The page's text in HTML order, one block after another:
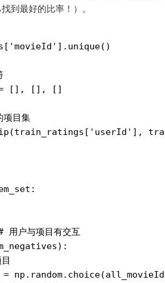
到最好的比率！）。
= [], [], []
项目集
用户与项目有交互
=